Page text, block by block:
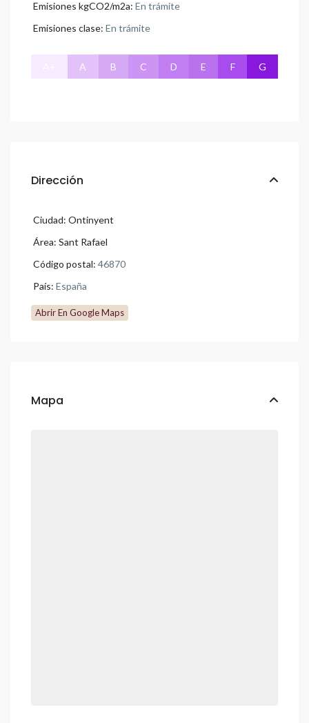
Emisiones kgCO2/m2a: En trámite
Emisiones clase: En trámite
A B C D E F G
Dirección
Ciudad: Ontinyent
Área: Sant Rafael
Código postal: 46870
País: España
Abrir En Google Maps
Mapa